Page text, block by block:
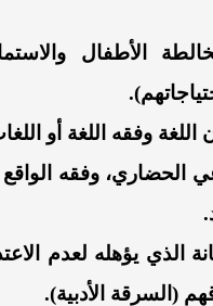
الأطفال
وفقه اللغة أو
الحضاري، وفقه الواقع
الذي يؤهله لعدم
(السرقة الأدبية).